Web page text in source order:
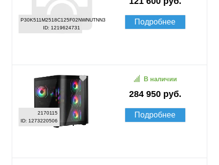
P30K511M2518C125F02NWNUTNN3
ID: 1219624731
Подробнее
2170115
ID: 1273220506
284 950 руб.
В наличии
Подробнее